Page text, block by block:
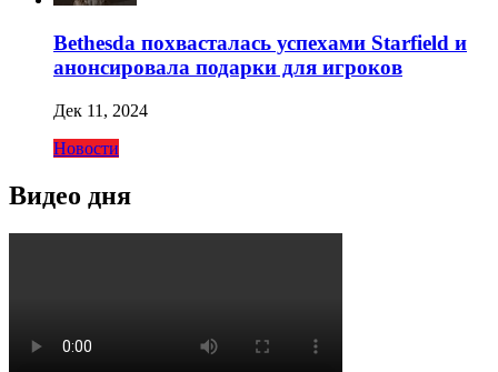
Bethesda похвасталась успехами Starfield и
анонсировала подарки для игроков
Дек 11, 2024
Новости
Видео дня